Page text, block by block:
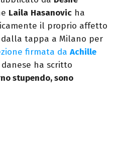
Laila Hasanovic ha
il proprio affetto
dalla tappa a Milano per
firmata da Achille
ha scritto
stupendo, sono